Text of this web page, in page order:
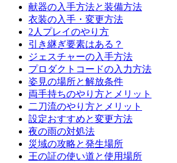
献器の入手方法と装備方法
衣装の入手・変更方法
2人プレイのやり方
引き継ぎ要素はある？
ジェスチャーの入手方法
プロダクトコードの入力方法
姿見の場所と解放条件
両手持ちのやり方とメリット
二刀流のやり方とメリット
設定おすすめと変更方法
夜の雨の対処法
災域の攻略と発生場所
王の証の使い道と使用場所